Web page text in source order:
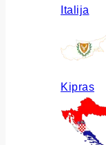
Italija
Kipras